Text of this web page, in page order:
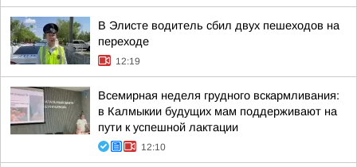
В Элисте водитель сбил двух пешеходов на
переходе
12:19
Всемирная неделя грудного вскармливания:
в Калмыкии будущих мам поддерживают на
пути к успешной лактации
12:10